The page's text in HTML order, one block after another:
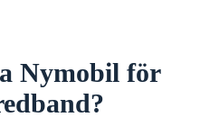
Nymobil för